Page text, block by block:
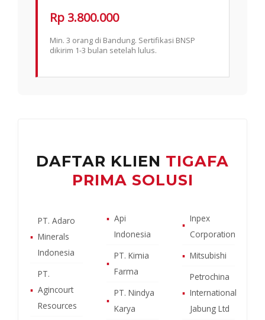
Rp 3.800.000
Min. 3 orang di Bandung. Sertifikasi BNSP
dikirim 1-3 bulan setelah lulus.
DAFTAR KLIEN TIGAFA
PRIMA SOLUSI
▪
PT. Adaro
Minerals
Indonesia
▪
PT.
Agincourt
Resources
▪ Api
Indonesia
▪
PT. Kimia
Farma
▪
PT. Nindya
Karya
▪
Inpex
Corporation
▪ Mitsubishi
▪
Petrochina
International
Jabung Ltd